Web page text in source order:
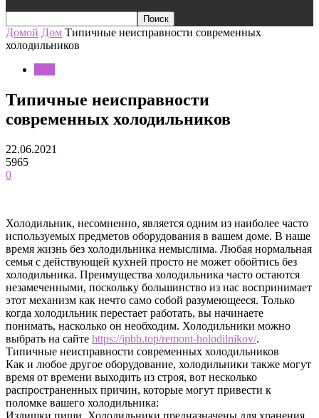
Домой Дом Типичные неисправности современных
холодильников
Типичные неисправности
современных холодильников
22.06.2021
5965
0
Холодильник, несомненно, является одним из наиболее часто
используемых предметов оборудования в вашем доме. В наше
время жизнь без холодильника немыслима. Любая нормальная
семья с действующей кухней просто не может обойтись без
холодильника. Преимущества холодильника часто остаются
незамеченными, поскольку большинство из нас воспринимает
этот механизм как нечто само собой разумеющееся. Только
когда холодильник перестает работать, вы начинаете
понимать, насколько он необходим. Холодильники можно
выбрать на сайте https://ipbb.top/remont-holodilnikov/.
Типичные неисправности современных холодильников
Как и любое другое оборудование, холодильники также могут
время от времени выходить из строя, вот несколько
распространенных причин, которые могут привести к
поломке вашего холодильника:
Излишки пищи. Холодильники предназначены для хранения